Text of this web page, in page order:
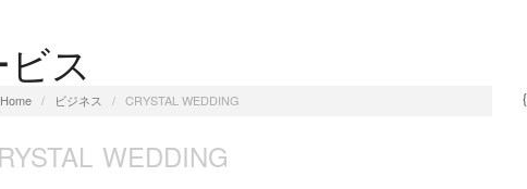
ス
Home / ビジネス / CRYSTAL WEDDING
WEDDING